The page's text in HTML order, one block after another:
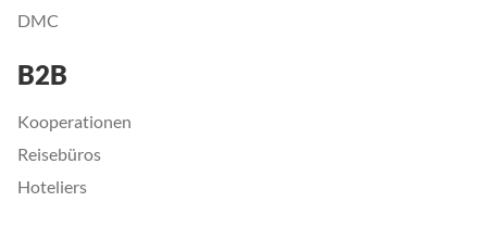
DMC
B2B
Kooperationen
Reisebüros
Hoteliers